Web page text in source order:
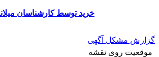
خرید توسط کارشناسان
گزارش مشکل آگهی
موقعیت روی نقشه